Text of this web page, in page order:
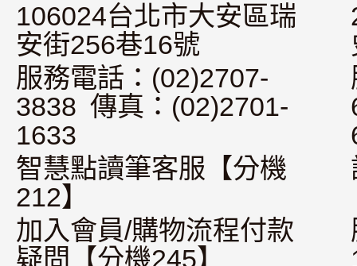
106024台北市大安區瑞
安街256巷16號
服務電話：(02)2707-
3838 傳真：(02)2701-
1633
智慧點讀筆客服【分機
212】
加入會員/購物流程付款
疑問【分機245】